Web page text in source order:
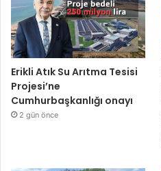
Erikli Atık Su Arıtma Tesisi
Projesi’ne
Cumhurbaşkanlığı onayı
2 gün önce